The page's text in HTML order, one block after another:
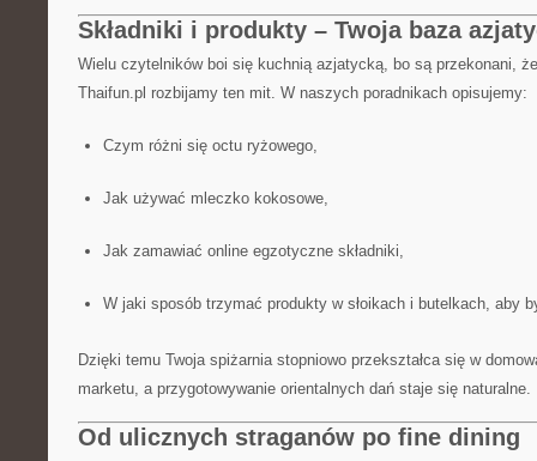
Składniki i produkty – Twoja baza
Wielu czytelników boi się kuchnią azjatycką, bo są przekonani,
Thaifun.pl rozbijamy ten mit. W naszych poradnikach opisujemy:
Czym różni się octu ryżowego,
Jak używać mleczko kokosowe,
Jak zamawiać online egzotyczne składniki,
W jaki sposób trzymać produkty w słoikach i butelkach, aby
Dzięki temu Twoja spiżarnia stopniowo przekształca się w
marketu, a przygotowywanie orientalnych dań staje się naturalne.
Od ulicznych straganów po fine dining